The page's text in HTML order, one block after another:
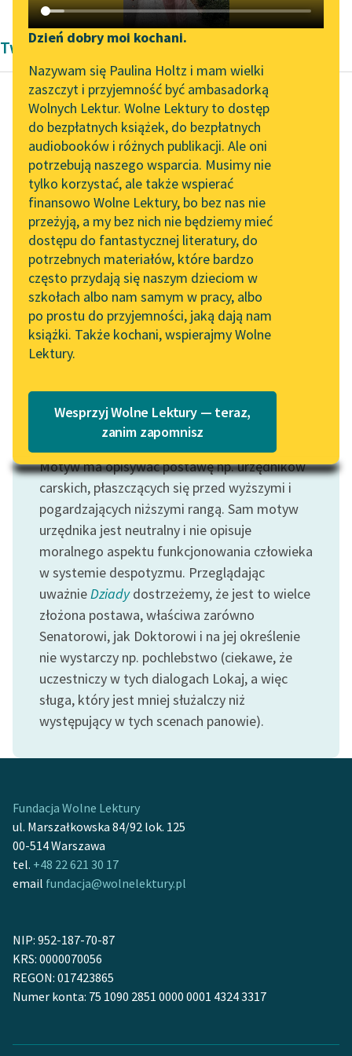
Katalog DAISY
Podkasty o książkach
Zgłoś brak utworu
Aktualności
Zapraszamy na spotkanie
online z tłumaczkami
literatury skandynawskiej
Spotkanie z Katarzyną
Tunkiel w Oslo
Wolne Lektury na 32.
Pol’and’Rock Festivalu
„Kochanek Lady
Chatterley” do słuchania
na Wolnych Lekturach
Nowy audiobook –
„Marzenie o Oriencie”
Lektury szkolne i klasyka
literatury do słuchania dla
uczennic i uczniów z
niepełnosprawnościami
E-kolekcja lektur
szkolnych i literatury do
słuchania dla uczennic i
uczniów z
niepełnosprawnościami
Feministyczne inspiracje.
Popularyzacja
skandynawskiej literatury
feministycznej
Ręce pełne poezji
twórców przechodzących
do domeny publicznej,
lektur szkolnych oraz
Starego Testamentu
Odkurzamy bohaterów
Lektur
Narzędzia
Mapa Wolnych Lektur
Leśmianator
Przewodnik dla piszących i
czytających
API
OAI-PMH
Widget Wolnych Lektur
Przypisy
Katalog w formacie PDF
O nas
Kontakt
Dzień dobry moi kochani.
Nazywam się Paulina Holtz i mam wielki
zaszczyt i przyjemność być ambasadorką
Wolnych Lektur. Wolne Lektury to dostęp
do bezpłatnych książek, do bezpłatnych
audiobooków i różnych publikacji. Ale oni
potrzebują naszego wsparcia. Musimy nie
tylko korzystać, ale także wspierać
finansowo Wolne Lektury, bo bez nas nie
przeżyją, a my bez nich nie będziemy mieć
dostępu do fantastycznej literatury, do
potrzebnych materiałów, które bardzo
często przydają się naszym dzieciom w
szkołach albo nam samym w pracy, albo
po prostu do przyjemności, jaką dają nam
książki. Także kochani, wspierajmy Wolne
Lektury.
Wesprzyj Wolne Lektury — teraz,
zanim zapomnisz
Twórczość Marcela Prousta
Marcel Proust
W stronę Swanna
Naraz na rozpalonym
progu bramy kościelnej
ujrzeliśmy pana
Legrandin górującego
nad pstrym zgiełkiem
targowym; mąż...
Czytaj więcej
Motyw: Służalczość
Motyw ma opisywać postawę np. urzędników
carskich, płaszczących się przed wyższymi i
pogardzających niższymi rangą. Sam motyw
urzędnika jest neutralny i nie opisuje
moralnego aspektu funkcjonowania człowieka
w systemie despotyzmu. Przeglądając
uważnieDziadydostrzeżemy, że jest to wielce
złożona postawa, właściwa zarówno
Senatorowi, jak Doktorowi i na jej określenie
nie wystarczy np. pochlebstwo (ciekawe, że
uczestniczy w tych dialogach Lokaj, a więc
sługa, który jest mniej służalczy niż
występujący w tych scenach panowie).
Fundacja Wolne Lektury
ul. Marszałkowska 84/92 lok. 125
00-514 Warszawa
tel. +48 22 621 30 17
email fundacja@wolnelektury.pl
NIP: 952-187-70-87
KRS: 0000070056
REGON: 017423865
Numer konta: 75 1090 2851 0000 0001 4324 3317